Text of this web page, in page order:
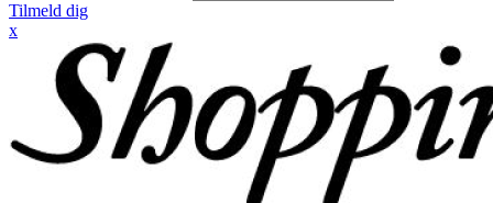
Tilmeld dig
x